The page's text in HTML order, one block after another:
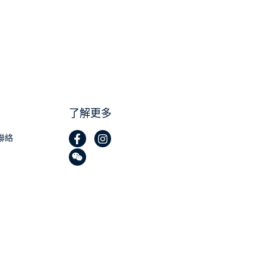
絡
了解更多